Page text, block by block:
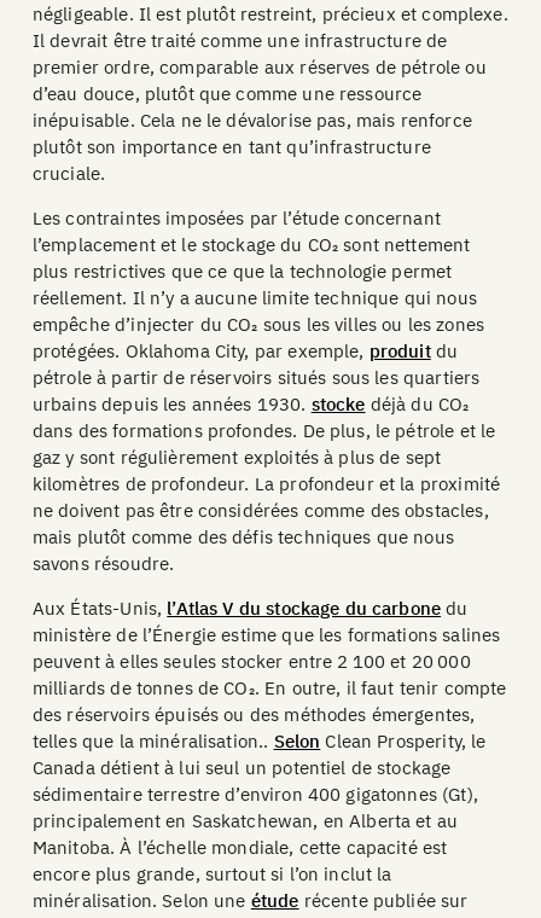
négligeable. Il est plutôt restreint, précieux et complexe.
Il devrait être traité comme une infrastructure de
premier ordre, comparable aux réserves de pétrole ou
d’eau douce, plutôt que comme une ressource
inépuisable. Cela ne le dévalorise pas, mais renforce
plutôt son importance en tant qu’infrastructure
cruciale.
Les contraintes imposées par l’étude concernant
l’emplacement et le stockage du CO₂ sont nettement
plus restrictives que ce que la technologie permet
réellement. Il n’y a aucune limite technique qui nous
empêche d’injecter du CO₂ sous les villes ou les zones
protégées. Oklahoma City, par exemple, produitdu
pétrole à partir de réservoirs situés sous les quartiers
urbains depuis les années 1930. stocke déjà du CO₂
dans des formations profondes. De plus, le pétrole et le
gaz y sont régulièrement exploités à plus de sept
kilomètres de profondeur. La profondeur et la proximité
ne doivent pas être considérées comme des obstacles,
mais plutôt comme des défis techniques que nous
savons résoudre.
Aux États-Unis, l’Atlas V du stockage du carbone du
ministère de l’Énergie estime que les formations salines
peuvent à elles seules stocker entre 2 100 et 20 000
milliards de tonnes de CO₂. En outre, il faut tenir compte
des réservoirs épuisés ou des méthodes émergentes,
telles que la minéralisation.. Selon Clean Prosperity, le
Canada détient à lui seul un potentiel de stockage
sédimentaire terrestre d’environ 400 gigatonnes (Gt),
principalement en Saskatchewan, en Alberta et au
Manitoba. À l’échelle mondiale, cette capacité est
encore plus grande, surtout si l’on inclut la
minéralisation. Selon une étude récente publiée sur